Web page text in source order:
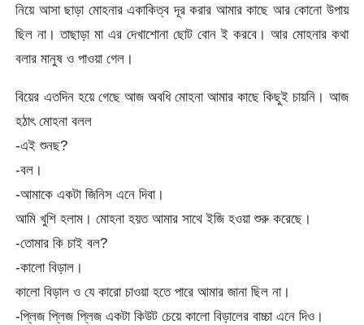
নিয়ে আসা ছাড়া মোহনার একাকিত্ব দূর করার আমার কাছে আর কোনো উপায়
ছিল না। তাছাড়া মা এর দেখাশোনা ছোট বোন ই করবে। আর মোহনার কথা
বলার মানুষ ও পাওয়া গেল।
বিয়ের এতদিন হয়ে গেছে আজ অবধি মোহনা আমার কাছে কিছুই চায়নি। আজ
হঠাৎ মোহনা বলল
-এই শুনছ?
-বল।
-আমাকে একটা জিনিস এনে দিবা।
আমি খুশি হলাম। মোহনা হয়ত আমার সাথে ইজি হওয়া শুরু করেছে।
-তোমার কি চাই বল?
-কালো বিড়াল।
কালো বিড়াল ও যে কারো চাওয়া হতে পারে আমার জানা ছিল না।
-প্লিজ প্লিজ প্লিজ একটা কিউট চেয়ে কালো বিড়ালের বাচ্চা এনে দিও।